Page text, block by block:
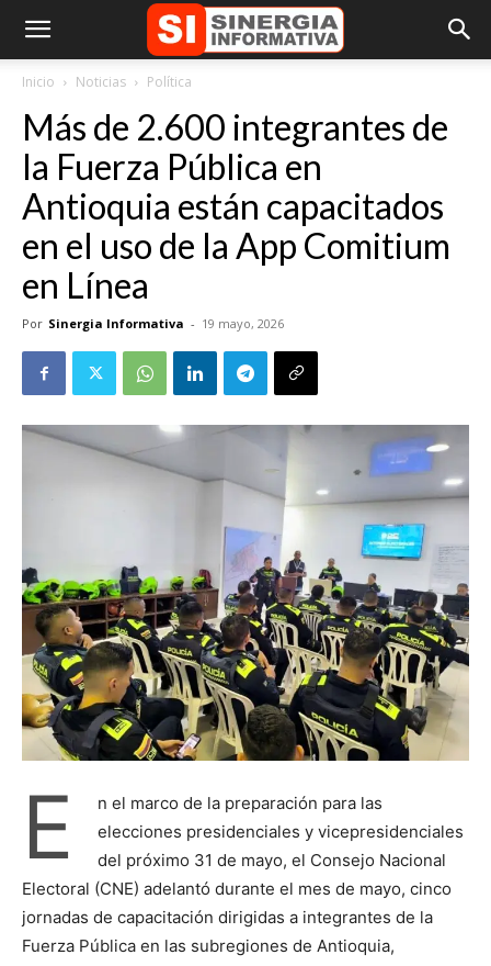
Inicio Noticias Política
Más de 2.600 integrantes de
la Fuerza Pública en
Antioquia están capacitados
en el uso de la App Comitium
en Línea
Por Sinergia Informativa - 19 mayo, 2026
E
n el marco de la preparación para las
elecciones presidenciales y vicepresidenciales
del próximo 31 de mayo, el Consejo Nacional
Electoral (CNE) adelantó durante el mes de mayo, cinco
jornadas de capacitación dirigidas a integrantes de la
Fuerza Pública en las subregiones de Antioquia,